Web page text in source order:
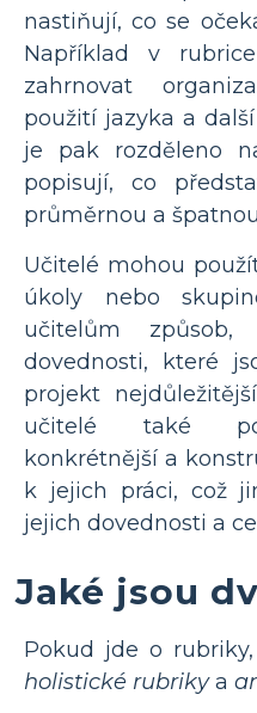
nastiňují, co se
Například v
zahrnovat
použití jazyka a
je pak rozděleno
popisují, co
průměrnou a
Učitelé mohou
úkoly nebo
učitelům
dovednosti, které
projekt
učitelé také
konkrétnější a
k jejich práci, což
jejich dovednosti a
Jaké jsou
Pokud jde o
holistické rubrikya